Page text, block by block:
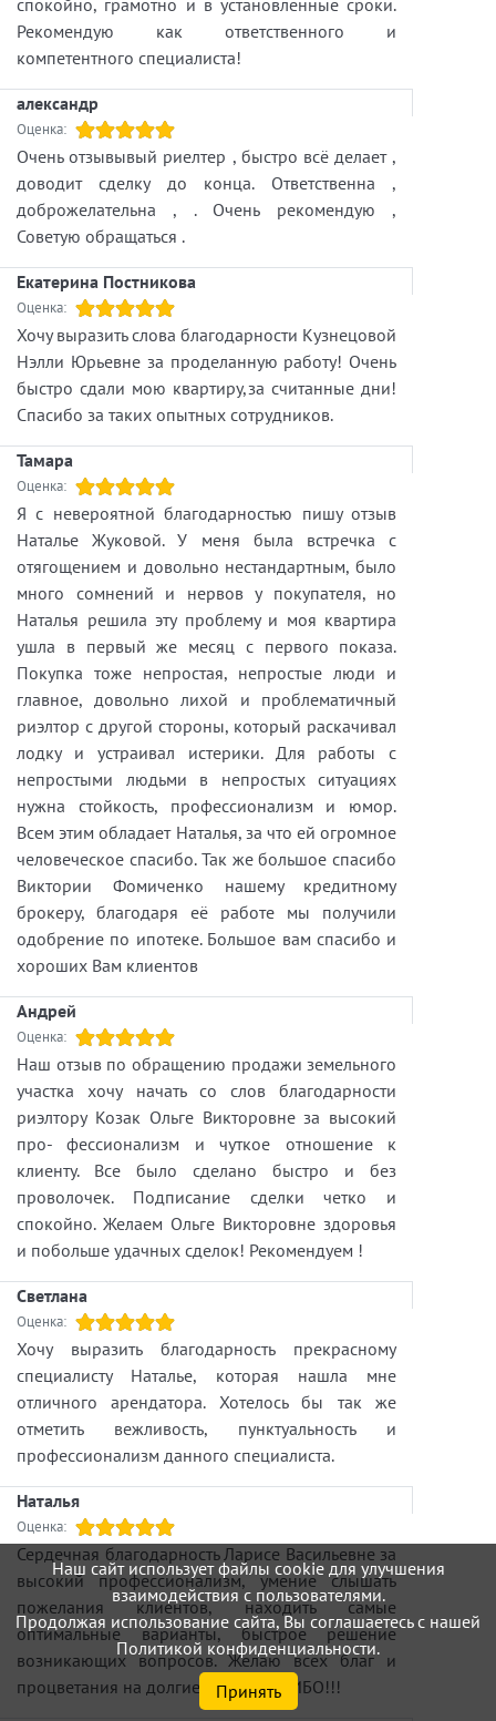
Рекомендую как ответственного и
компетентного специалиста!
александр
Оценка:
Очень отзывывый риелтер , быстро всё делает ,
доводит сделку до конца. Ответственна ,
доброжелательна , . Очень рекомендую ,
Советую обращаться .
Екатерина Постникова
Оценка:
Хочу выразить слова благодарности Кузнецовой
Нэлли Юрьевне за проделанную работу! Очень
быстро сдали мою квартиру,за считанные дни!
Спасибо за таких опытных сотрудников.
Тамара
Оценка:
Я с невероятной благодарностью пишу отзыв
Наталье Жуковой. У меня была встречка с
отягощением и довольно нестандартным, было
много сомнений и нервов у покупателя, но
Наталья решила эту проблему и моя квартира
ушла в первый же месяц с первого показа.
Покупка тоже непростая, непростые люди и
главное, довольно лихой и проблематичный
риэлтор с другой стороны, который раскачивал
лодку и устраивал истерики. Для работы с
непростыми людьми в непростых ситуациях
нужна стойкость, профессионализм и юмор.
Всем этим обладает Наталья, за что ей огромное
человеческое спасибо. Так же большое спасибо
Виктории Фомиченко нашему кредитному
брокеру, благодаря её работе мы получили
одобрение по ипотеке. Большое вам спасибо и
хороших Вам клиентов
Андрей
Оценка:
Наш отзыв по обращению продажи земельного
участка хочу начать со слов благодарности
риэлтору Козак Ольге Викторовне за высокий
про- фессионализм и чуткое отношение к
клиенту. Все было сделано быстро и без
проволочек. Подписание сделки четко и
спокойно. Желаем Ольге Викторовне здоровья
и побольше удачных сделок! Рекомендуем !
Светлана
Оценка:
Хочу выразить благодарность прекрасному
специалисту Наталье, которая нашла мне
отличного арендатора. Хотелось бы так же
отметить вежливость, пунктуальность и
профессионализм данного специалиста.
Наталья
Оценка:
Сердечная благодарность Ларисе Васильевне за
высокий профессионализм, умение слышать
пожелания клиентов, находить самые
оптимальные варианты, быстрое решение
возникающих вопросов. Желаю всех благ и
процветания на долгие лета! СПАСИБО!!!
Наш сайт использует файлы cookie для улучшения
взаимодействия с пользователями.
Продолжая использование сайта, Вы соглашаетесь с нашей
Политикой конфиденциальности.
Принять